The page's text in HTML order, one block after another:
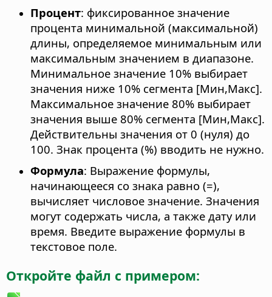
Процент: фиксированное значение
процента минимальной (максимальной)
длины, определяемое минимальным или
максимальным значением в диапазоне.
Минимальное значение 10% выбирает
значения ниже 10% сегмента [Мин,Макс].
Максимальное значение 80% выбирает
значения выше 80% сегмента [Мин,Макс].
Действительны значения от 0 (нуля) до
100. Знак процента (%) вводить не нужно.
Формула: Выражение формулы,
начинающееся со знака равно (=),
вычисляет числовое значение. Значения
могут содержать числа, а также дату или
время. Введите выражение формулы в
текстовое поле.
Откройте файл с примером: